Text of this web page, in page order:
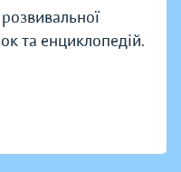
та енциклопедій.